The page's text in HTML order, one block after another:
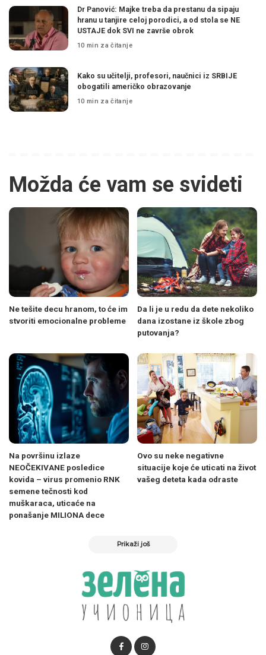
Dr Panović: Majke treba da prestanu da sipaju
hranu u tanjire celoj porodici, a od stola se NE
USTAJE dok SVI ne završe obrok
10 min za čitanje
Kako su učitelji, profesori, naučnici iz SRBIJE
obogatili američko obrazovanje
10 min za čitanje
Možda će vam se svideti
Ne tešite decu hranom, to će im
stvoriti emocionalne probleme
Da li je u redu da dete nekoliko
dana izostane iz škole zbog
putovanja?
Na površinu izlaze
NEOČEKIVANE posledice
kovida – virus promenio RNK
semene tečnosti kod
muškaraca, uticaće na
ponašanje MILIONA dece
Ovo su neke negativne
situacije koje će uticati na život
vašeg deteta kada odraste
Prikaži još